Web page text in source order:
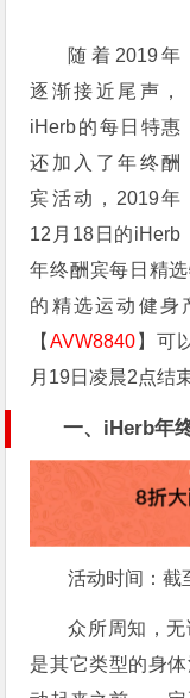
随着2019年
逐渐接近尾声，
iHerb的每日特惠
还加入了年终酬
宾活动，2019年
12月18日的iHerb
年终酬宾每日精
的精选运动健身
【AVW8840 】可
月19日凌晨2点结束
一、iHerb年
活动时间：截
众所周知，
是其它类型的身